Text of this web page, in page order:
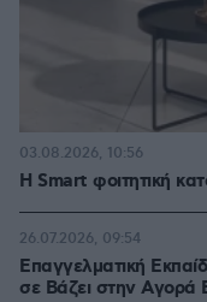
Η Smart φοιτητική
03.08.2026, 10:56
Επαγγελματική
σε Bάζει στην Aγορά
26.07.2026, 09:54